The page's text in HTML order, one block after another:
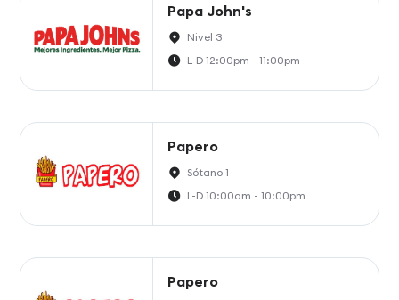
Papa John's
Nivel 3
L-D 12:00pm - 11:00pm
Papero
Sótano 1
L-D 10:00am - 10:00pm
Papero